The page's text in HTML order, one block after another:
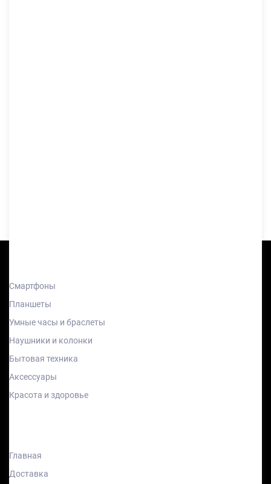
Смартфоны
Планшеты
Умные часы и браслеты
Наушники и колонки
Бытовая техника
Аксессуары
Красота и здоровье
Главная
Доставка